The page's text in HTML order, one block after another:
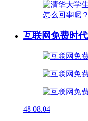
互联网免费时
48 08.04